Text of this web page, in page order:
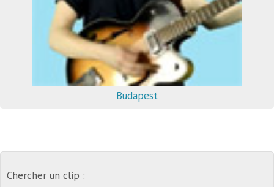
Budapest
Chercher un clip :